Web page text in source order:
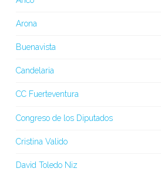
Arona
Buenavista
Candelaria
CC Fuerteventura
Congreso de los Diputados
Cristina Valido
David Toledo Niz